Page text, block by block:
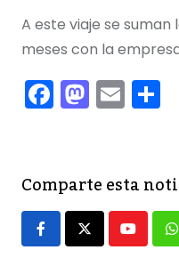
A este viaje se
meses con la
F
a
e
b
o
M
a
o
d
o
E
m
l p
Comparte esta
Youtube